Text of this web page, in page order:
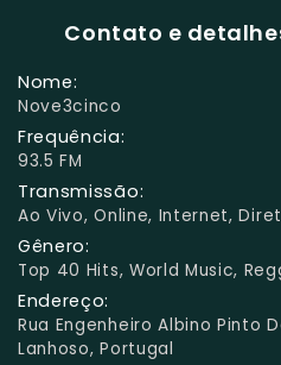
Contato e
Nome:
Nove3cinco
Frequência:
93.5 FM
Transmissão:
Ao Vivo, Online, Internet,
Gênero:
Top 40 Hits, World Music,
Endereço:
Rua Engenheiro Albino Pinto
Lanhoso, Portugal